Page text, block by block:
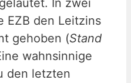
EZB den Leitzins
gehoben (Stand
wahnsinnige
den letzten